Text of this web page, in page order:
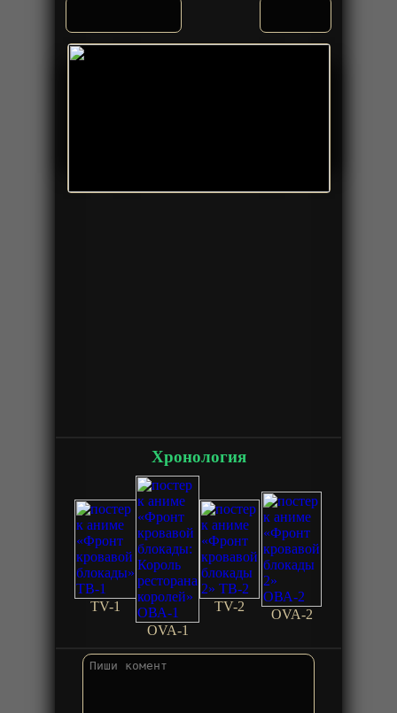
Хронология
TV-1
OVA-1
TV-2
OVA-2